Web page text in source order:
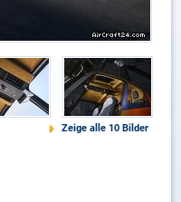
Zeige alle 10 Bilder